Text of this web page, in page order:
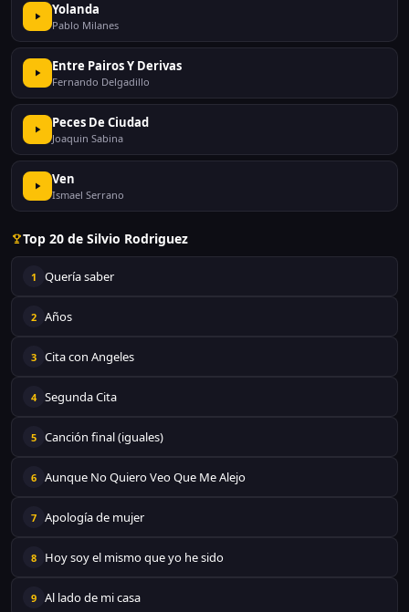
Yolanda
Pablo Milanes
Entre Pairos Y Derivas
Fernando Delgadillo
Peces De Ciudad
Joaquin Sabina
Ven
Ismael Serrano
Top 20 de Silvio Rodriguez
1 Quería saber
2 Años
3 Cita con Angeles
4 Segunda Cita
5 Canción final (iguales)
6 Aunque No Quiero Veo Que Me Alejo
7 Apología de mujer
8 Hoy soy el mismo que yo he sido
9 Al lado de mi casa